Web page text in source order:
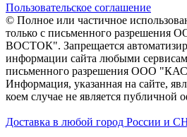
Пользовательское соглашение
© Полное или частичное
только с письменного
ВОСТОК". Запрещается
информации сайта любыми
письменного разрешения ООО
Информация, указанная на сайте,
коем случае не является публичной
Доставка в любой город России и